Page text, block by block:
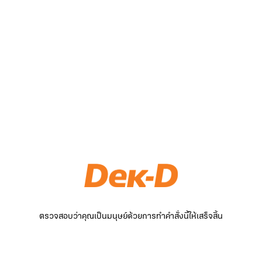
ตรวจสอบว่าคุณเป็นมนุษย์ด้วยการทำคำสั่งนี้ให้เสร็จสิ้น